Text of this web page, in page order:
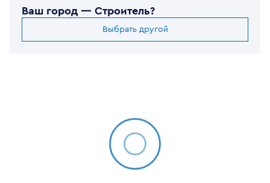
Ваш город — Строитель?
Выбрать другой